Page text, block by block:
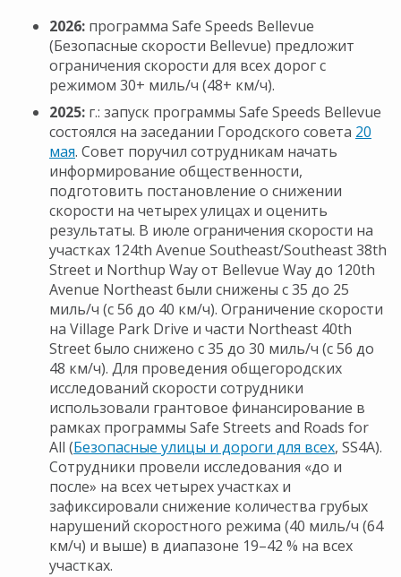
2026: программа Safe Speeds Bellevue
(Безопасные скорости Bellevue) предложит
ограничения скорости для всех дорог с
режимом 30+ миль/ч (48+ км/ч).
2025: г.: запуск программы Safe Speeds Bellevue
состоялся на заседании Городского совета 20
мая. Совет поручил сотрудникам начать
информирование общественности,
подготовить постановление о снижении
скорости на четырех улицах и оценить
результаты. В июле ограничения скорости на
участках 124th Avenue Southeast/Southeast 38th
Street и Northup Way от Bellevue Way до 120th
Avenue Northeast были снижены с 35 до 25
миль/ч (с 56 до 40 км/ч). Ограничение скорости
на Village Park Drive и части Northeast 40th
Street было снижено с 35 до 30 миль/ч (с 56 до
48 км/ч). Для проведения общегородских
исследований скорости сотрудники
использовали грантовое финансирование в
рамках программы Safe Streets and Roads for
All (Безопасные улицы и дороги для всех, SS4A).
Сотрудники провели исследования «до и
после» на всех четырех участках и
зафиксировали снижение количества грубых
нарушений скоростного режима (40 миль/ч (64
км/ч) и выше) в диапазоне 19–42 % на всех
участках.